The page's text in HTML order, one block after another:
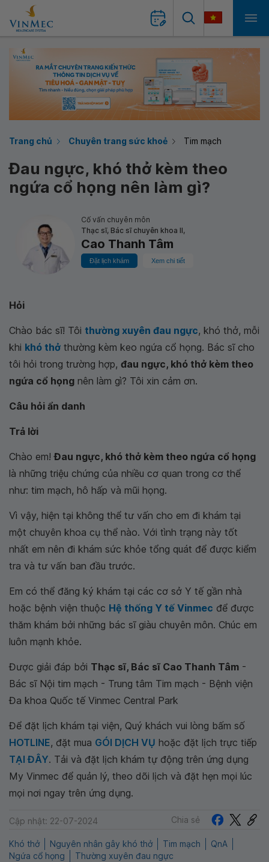
Trang chủ Chuyên trang sức khoẻ Tim mạch
Đau ngực, khó thở kèm theo
ngứa cổ họng nên làm gì?
Cố vấn chuyên môn
Thạc sĩ, Bác sĩ chuyên khoa II,
Cao Thanh Tâm
Đặt lịch khám Xem chi tiết
Hỏi
Chào bác sĩ! Tôi thường xuyên đau ngực, khó thở, mỗi
khi khó thở thường kèm keo ngứa cổ họng. Bác sĩ cho
tôi hỏi trong trường hợp, đau ngực, khó thở kèm theo
ngứa cổ họng nên làm gì? Tôi xin cảm ơn.
Câu hỏi ẩn danh
Trả lời
Chào em!Đau ngực, khó thở kèm theo ngứa cổ họng
là những triệu chứng của nhiều cơ quan trong cơ thể
như: tim mạch, hô hấp và mũi họng.
Vì vậy, hiện tại không thể tư vấn cho em đi khám tại
một chuyên khoa cụ thể nào. Với tình trạng này tốt
nhất em nên đi khám sức khỏe tổng quát để được kiểm
tra và tư vấn ban đầu trước.
Em có thể đăng ký khám tại các cơ sở Y tế gần nhà
hoặc bệnh viện thuộc Hệ thống Y tế Vinmec để được
thăm khám bởi những bác sĩ giàu chuyên môn. Chúc em
luôn mạnh khỏe.
Được giải đáp bởi Thạc sĩ, Bác sĩ Cao Thanh Tâm -
Bác sĩ Nội tim mạch - Trung tâm Tim mạch - Bệnh viện
Đa khoa Quốc tế Vinmec Central Park
Để đặt lịch khám tại viện, Quý khách vui lòng bấm số
HOTLINE, đặt mua GÓI DỊCH VỤ hoặc đặt lịch trực tiếp
TẠI ĐÂY. Tải và đặt lịch khám tự động trên ứng dụng
My Vinmec để quản lý, theo dõi lịch và đặt hẹn mọi lúc
mọi nơi ngay trên ứng dụng.
Cập nhật: 22-07-2024 Chia sẻ
Khó thở Nguyên nhân gây khó thở Tim mạch
QnA
Ngứa cổ họng
Thường xuyên đau ngực